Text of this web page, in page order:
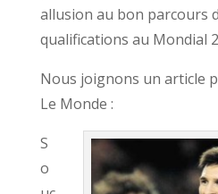
allusion au bon parcours
qualifications au Mondial
Nous joignons un article
Le Monde :
S
o